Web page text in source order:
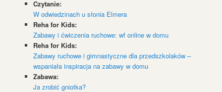
Czytanie:
W odwiedzinach u słonia Elmera
Reha for Kids:
Zabawy i ćwiczenia ruchowe: wf online w domu
Reha for Kids:
Zabawy ruchowe i gimnastyczne dla przedszkolaków –
wspaniała inspiracja na zabawy w domu
Zabawa:
Ja zrobić gniotka?